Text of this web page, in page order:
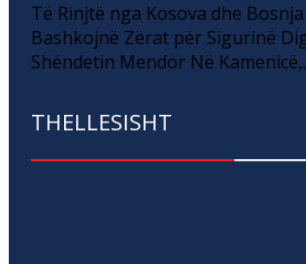
Të Rinjtë nga Kosova dhe
Bashkojnë Zërat për Sigurinë
Shëndetin Mendor Në
THELLESISHT